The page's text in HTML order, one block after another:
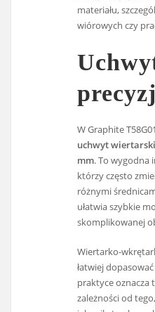
materiału,
wiórowych czy
W Graphite
uchwyt wiertarski
mm. To wygodna
którzy często
różnymi
ułatwia szybkie
skomplikowanej
Wiertarko-
łatwiej
praktyce oznacza
zależności od